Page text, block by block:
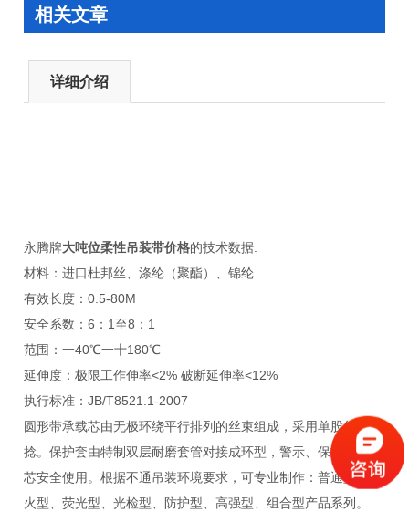
相关文章
详细介绍
永腾牌大吨位柔性吊装带价格的技术数据:
材料：进口杜邦丝、涤纶（聚酯）、锦纶
有效长度：0.5-80M
安全系数：6：1至8：1
范围：一40℃一十180℃
延伸度：极限工作伸率<2% 破断延伸率<12%
执行标准：JB/T8521.1-2007
圆形带承载芯由无极环绕平行排列的丝束组成，采用单股丝加
捻。保护套由特制双层耐磨套管对接成环型，警示、保护、承载
芯安全使用。根据不通吊装环境要求，可专业制作：普通型、防
火型、荧光型、光检型、防护型、高强型、组合型产品系列。